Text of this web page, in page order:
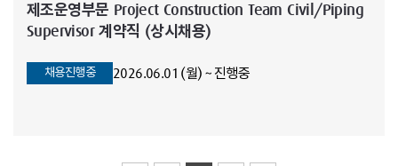
제조운영부문 Project Construction Team Civil/Piping
Supervisor 계약직 (상시채용)
채용진행중 2026.06.01 (월) ~ 진행중